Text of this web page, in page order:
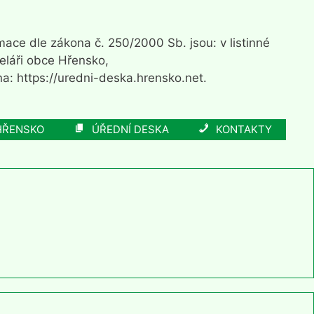
dle zákona č. 250/2000 Sb. jsou: v listinné
obce Hřensko,
https://uredni-deska.hrensko.net.
ÚŘEDNÍ DESKA KONTAKTY